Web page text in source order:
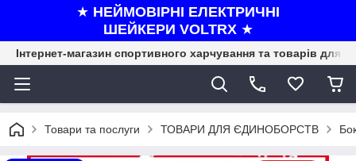
★ НЕЙМОВІРНІ ЕЛЕКТРИЧНІ
ШЕЙКЕРИ VOLTRX ★
Інтернет-магазин спортивного харчування та товарів для
Товари та послуги ТОВАРИ ДЛЯ ЄДИНОБОРСТВ